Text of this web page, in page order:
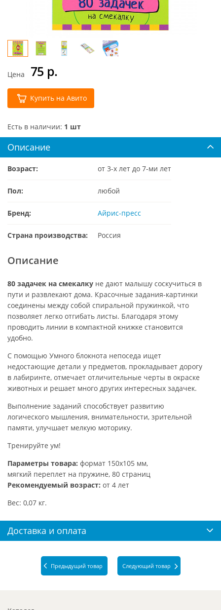
Цена 75 р.
Купить на Авито
Есть в наличии: 1 шт
Описание
Возраст: от 3-х лет до 7-ми лет
Пол: любой
Бренд: Айрис-пресс
Страна производства: Россия
Описание
80 задачек на смекалку не дают малышу соскучиться в
пути и развлекают дома. Красочные задания-картинки
соединены между собой спиральной пружинкой, что
позволяет легко отгибать листы. Благодаря этому
проводить линии в компактной книжке становится
удобно.
С помощью Умного блокнота непоседа ищет
недостающие детали у предметов, прокладывает дорогу
в лабиринте, отмечает отличительные черты в окраске
животных и решает много других интересных задачек.
Выполнение заданий способствует развитию
логического мышления, внимательности, зрительной
памяти, улучшает мелкую моторику.
Тренируйте ум!
Параметры товара: формат 150х105 мм,
мягкий переплет на пружине, 80 страниц
Рекомендуемый возраст: от 4 лет
Вес: 0,07 кг.
Доставка и оплата
Предыдущий товар Следующий товар